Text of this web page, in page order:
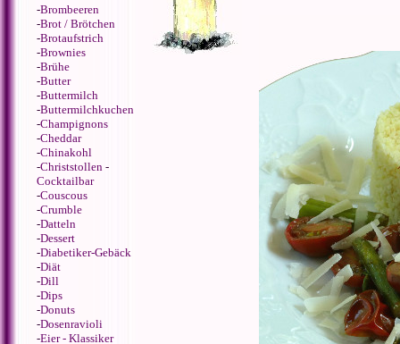
-Brombeeren
-Brot / Brötchen
-Brotaufstrich
-Brownies
-Brühe
-Butter
-Buttermilch
-Buttermilchkuchen
-Champignons
-Cheddar
-Chinakohl
-Christstollen -
Cocktailbar
-Couscous
-Crumble
-Datteln
-Dessert
-Diabetiker-Gebäck
-Diät
-Dill
-Dips
-Donuts
-Dosenravioli
-Eier - Klassiker